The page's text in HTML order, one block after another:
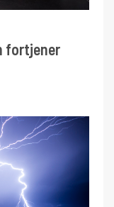
fortjener